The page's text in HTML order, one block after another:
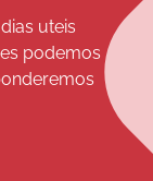
uteis
podemos